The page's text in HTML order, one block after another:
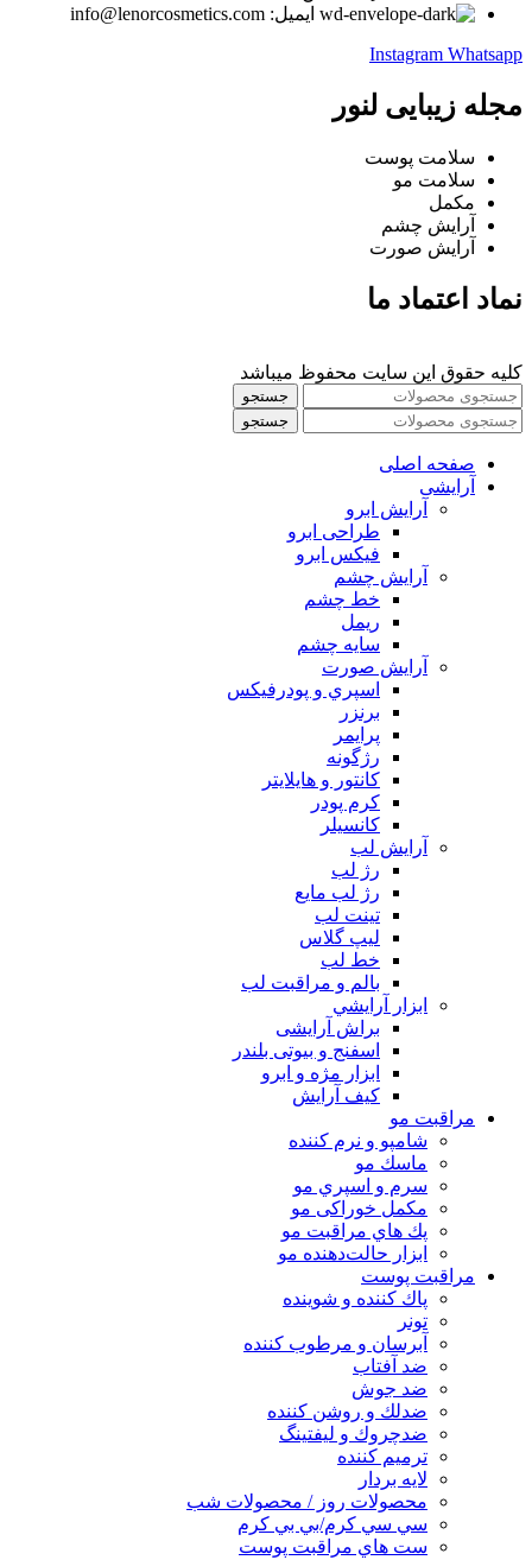
ایمیل: info@lenorcosmetics.com
Instagram Whatsapp
مجله زیبایی لنور
سلامت پوست
سلامت مو
مکمل
آرایش چشم
آرایش صورت
نماد اعتماد ما
کلیه حقوق این سایت محفوظ میباشد
جستجو
جستجو
صفحه اصلی
آرایشی
آرايش ابرو
طراحی ابرو
فیکس ابرو
آرايش چشم
خط چشم
ريمل
سايه چشم
آرايش صورت
اسپري و پودرفيكس
برنزر
پرايمر
رژگونه
كانتور و هايلايتر
كرم پودر
كانسيلر
آرايش لب
رژ لب
رژ لب مایع
تینت لب
لیپ گلاس
خط لب
بالم و مراقبت لب
ابزار آرايشي
براش آرایشی
اسفنج و بیوتی بلندر
ابزار مژه و ابرو
کیف آرایش
مراقبت مو
شامپو و نرم كننده
ماسك مو
سرم و اسپري مو
مكمل خوراكی مو
پك هاي مراقبت مو
ابزار حالت‌دهنده مو
مراقبت پوست
پاك كننده و شوينده
تونر
آبرسان و مرطوب كننده
ضد آفتاب
ضد جوش
ضدلك و روشن كننده
ضدچروك و ليفتينگ
ترميم كننده
لايه بردار
محصولات روز / محصولات شب
سي سي كرم/بي بي كرم
ست هاي مراقبت پوست